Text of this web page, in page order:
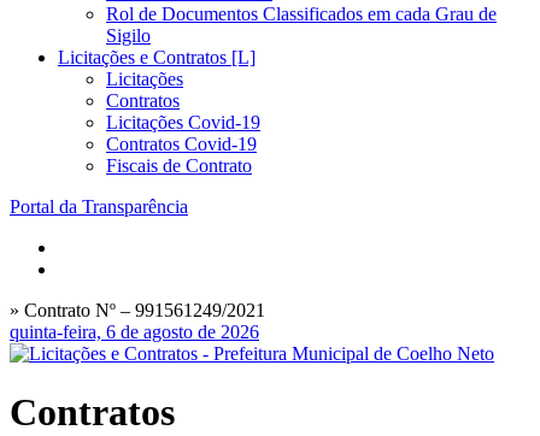
Rol de Documentos Classificados em cada Grau de
Sigilo
Licitações e Contratos [L]
Licitações
Contratos
Licitações Covid-19
Contratos Covid-19
Fiscais de Contrato
Portal da Transparência
» Contrato Nº – 991561249/2021
quinta-feira, 6 de agosto de 2026
Contratos